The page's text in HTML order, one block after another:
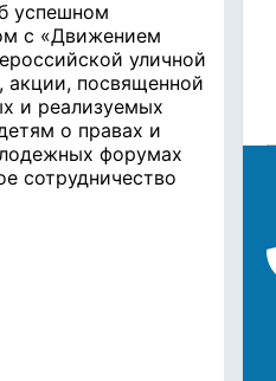
успешном
с «Движением
уличной
акции, посвященной
и реализуемых
о правах и
форумах
сотрудничество